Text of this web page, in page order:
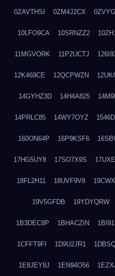
0ZAVTHSI 0ZM4J2CX
10LFO9CA 10SRNZZ2
11MGVORK 11P2UCTJ
12K469CE 12QCPWZN
14GYHZ3D 14H4A825
14PRLC85 14WY7OYZ
160ON64P 16P9KSF6
17HG5UY8 17SO7X9S
18FL2H11 18UVF9V8
19V5GFDB 19YDYQRW
1B3DEC8P 1BHACZIN
1CFFT9FI 1D9U2JR1
1E8JEY8J 1EN94O56